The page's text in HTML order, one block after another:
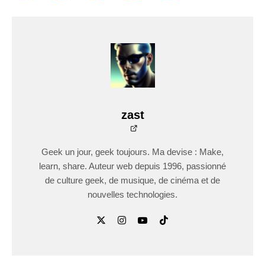
zast
Geek un jour, geek toujours. Ma devise : Make,
learn, share. Auteur web depuis 1996, passionné
de culture geek, de musique, de cinéma et de
nouvelles technologies.